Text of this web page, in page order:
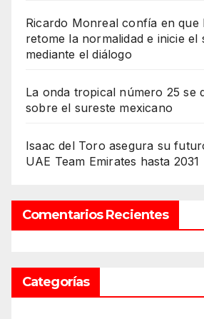
Ricardo Monreal confía en que
retome la normalidad e inicie el
mediante el diálogo
La onda tropical número 25 se
sobre el sureste mexicano
Isaac del Toro asegura su
UAE Team Emirates hasta 2031
Comentarios Recientes
Categorías